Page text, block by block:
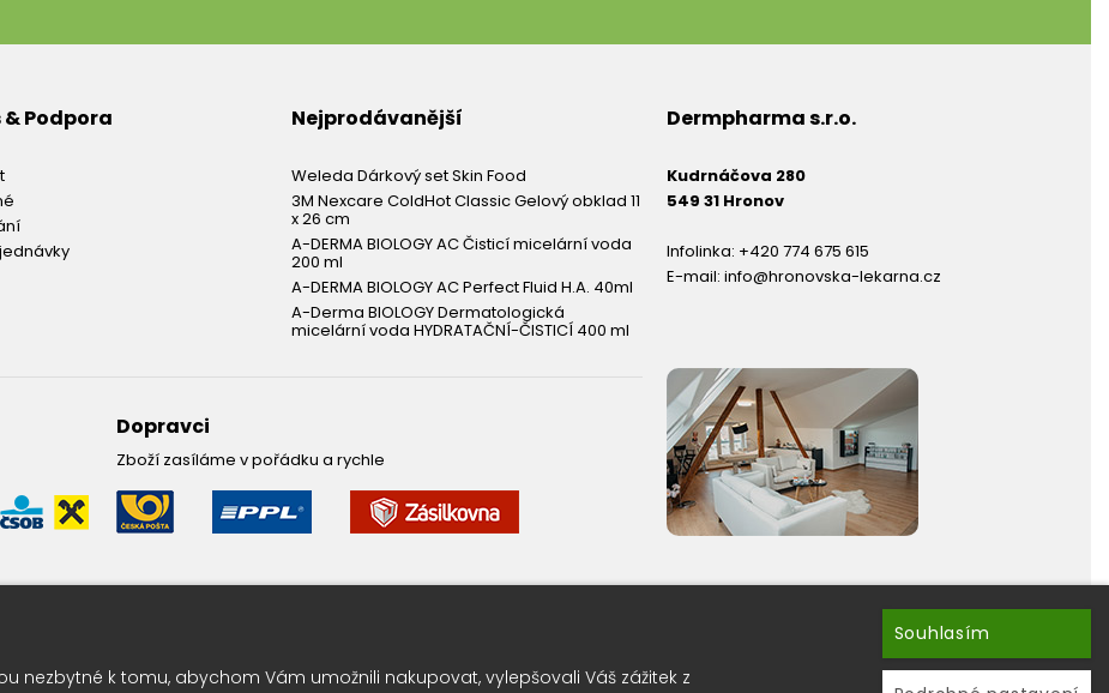
& Podpora Nejprodávanější
Weleda Dárkový set Skin Food
3M Nexcare ColdHot Classic Gelový obklad 11
x 26 cm
A-DERMA BIOLOGY AC Čisticí micelární voda
200 ml
A-DERMA BIOLOGY AC Perfect Fluid H.A. 40ml
A-Derma BIOLOGY Dermatologická
micelární voda HYDRATAČNÍ-ČISTICÍ 400 ml
Dopravci
Zboží zasíláme v pořádku a rychle
Dermpharma s.r.o.
Kudrnáčova 280
549 31 Hronov
Infolinka: +420 774 675 615
E-mail: info@hronovska-lekarna.cz
nezbytné k tomu, abychom Vám umožnili nakupovat, vylepšovali Váš zážitek z
Souhlasím